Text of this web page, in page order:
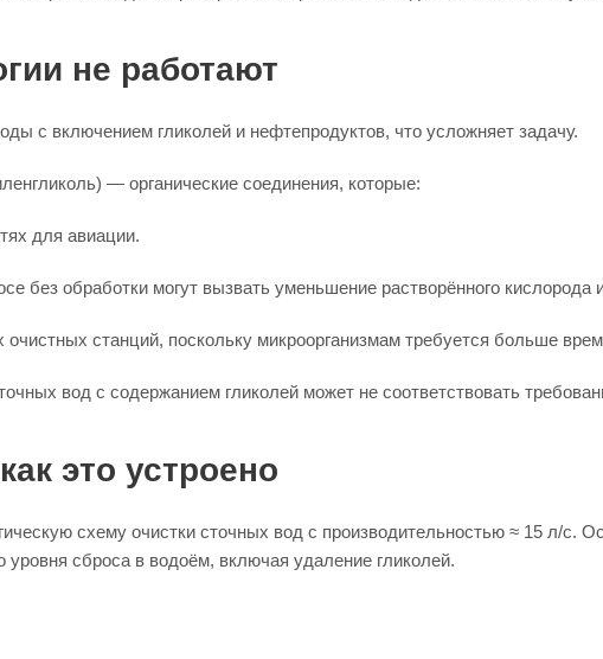
не работают
с включением гликолей и нефтепродуктов, что усложняет задачу.
— органические соединения, которые:
для авиации.
без обработки могут вызвать уменьшение растворённого
очистных станций, поскольку микроорганизмам требуется больше
вод с содержанием гликолей может не соответствовать
это устроено
схему очистки сточных вод с производительностью ≈ 15 л/с.
сброса в водоём, включая удаление гликолей.